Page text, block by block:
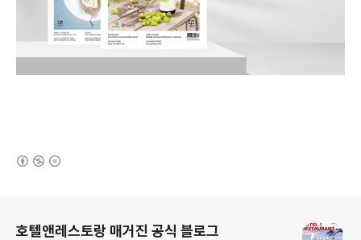
호텔앤레스토랑 매거진 공식 블로그